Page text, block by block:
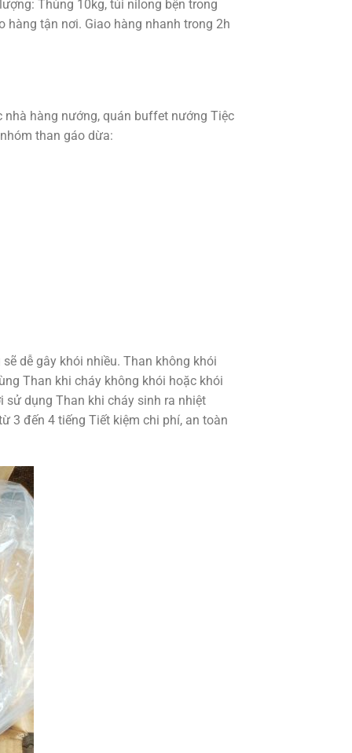
Thùng 10kg, túi nilong bện trong
hàng tận nơi. Giao hàng nhanh trong 2h
hàng nướng, quán buffet nướng Tiệc
than gáo dừa:
dễ gây khói nhiều. Than không khói
Than khi cháy không khói hoặc khói
sử dụng Than khi cháy sinh ra nhiệt
3 đến 4 tiếng Tiết kiệm chi phí, an toàn